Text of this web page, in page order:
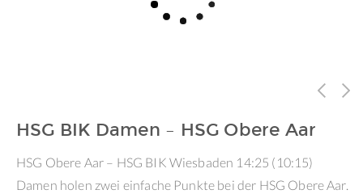
HSG BIK Damen – HSG Obere Aar
HSG Obere Aar – HSG BIK Wiesbaden 14:25 (10:15)
Damen holen zwei einfache Punkte bei der HSG Obere Aar.